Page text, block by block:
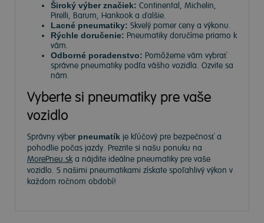
Široký výber značiek: Continental, Michelin,
Pirelli, Barum, Hankook a ďalšie.
Lacné pneumatiky: Skvelý pomer ceny a výkonu.
Rýchle doručenie: Pneumatiky doručíme priamo k
vám.
Odborné poradenstvo: Pomôžeme vám vybrať
správne pneumatiky podľa vášho vozidla. Ozvite sa
nám.
Vyberte si pneumatiky pre vaše
vozidlo
Správny výber pneumatík je kľúčový pre bezpečnosť a
pohodlie počas jazdy. Prezrite si našu ponuku na
MorePneu.ska nájdite ideálne pneumatiky pre vaše
vozidlo. S našimi pneumatikami získate spoľahlivý výkon v
každom ročnom období!